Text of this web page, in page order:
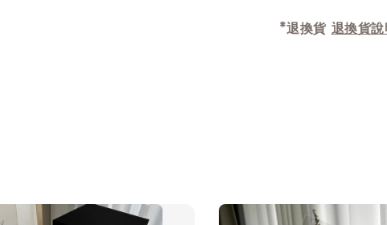
*退換貨 退換貨